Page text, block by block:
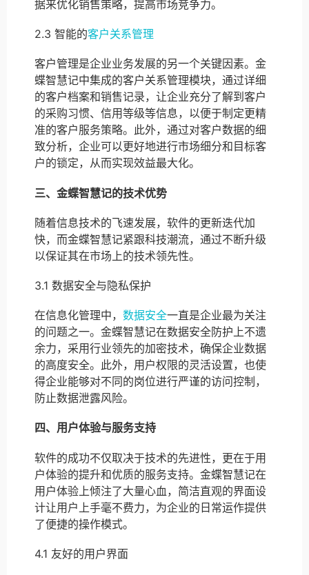
据来优化销售策略，提高市场竞争力。
2.3 智能的客户关系管理
客户管理是企业业务发展的另一个关键因素。金
蝶智慧记中集成的客户关系管理模块，通过详细
的客户档案和销售记录，让企业充分了解到客户
的采购习惯、信用等级等信息，以便于制定更精
准的客户服务策略。此外，通过对客户数据的细
致分析，企业可以更好地进行市场细分和目标客
户的锁定，从而实现效益最大化。
三、金蝶智慧记的技术优势
随着信息技术的飞速发展，软件的更新迭代加
快，而金蝶智慧记紧跟科技潮流，通过不断升级
以保证其在市场上的技术领先性。
3.1 数据安全与隐私保护
在信息化管理中， 数据安全一直是企业最为关注
的问题之一。金蝶智慧记在数据安全防护上不遗
余力，采用行业领先的加密技术，确保企业数据
的高度安全。此外，用户权限的灵活设置，也使
得企业能够对不同的岗位进行严谨的访问控制，
防止数据泄露风险。
四、用户体验与服务支持
软件的成功不仅取决于技术的先进性，更在于用
户体验的提升和优质的服务支持。金蝶智慧记在
用户体验上倾注了大量心血，简洁直观的界面设
计让用户上手毫不费力，为企业的日常运作提供
了便捷的操作模式。
4.1 友好的用户界面